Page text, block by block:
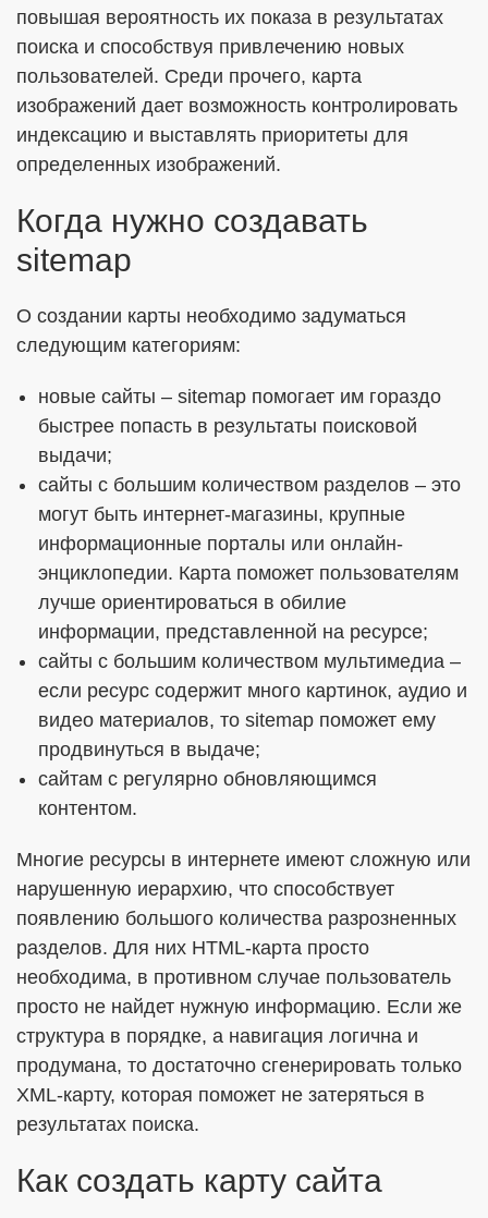
повышая вероятность их показа в результатах
поиска и способствуя привлечению новых
пользователей. Среди прочего, карта
изображений дает возможность контролировать
индексацию и выставлять приоритеты для
определенных изображений.
Когда нужно создавать
sitemap
О создании карты необходимо задуматься
следующим категориям:
новые сайты – sitemap помогает им гораздо
быстрее попасть в результаты поисковой
выдачи;
сайты с большим количеством разделов – это
могут быть интернет-магазины, крупные
информационные порталы или онлайн-
энциклопедии. Карта поможет пользователям
лучше ориентироваться в обилие
информации, представленной на ресурсе;
сайты с большим количеством мультимедиа –
если ресурс содержит много картинок, аудио и
видео материалов, то sitemap поможет ему
продвинуться в выдаче;
сайтам с регулярно обновляющимся
контентом.
Многие ресурсы в интернете имеют сложную или
нарушенную иерархию, что способствует
появлению большого количества разрозненных
разделов. Для них HTML-карта просто
необходима, в противном случае пользователь
просто не найдет нужную информацию. Если же
структура в порядке, а навигация логична и
продумана, то достаточно сгенерировать только
XML-карту, которая поможет не затеряться в
результатах поиска.
Как создать карту сайта